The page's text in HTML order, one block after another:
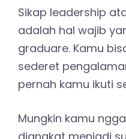
Sikap leadership
adalah hal wajib
graduare. Kamu
sederet
pernah kamu ikuti
Mungkin kamu